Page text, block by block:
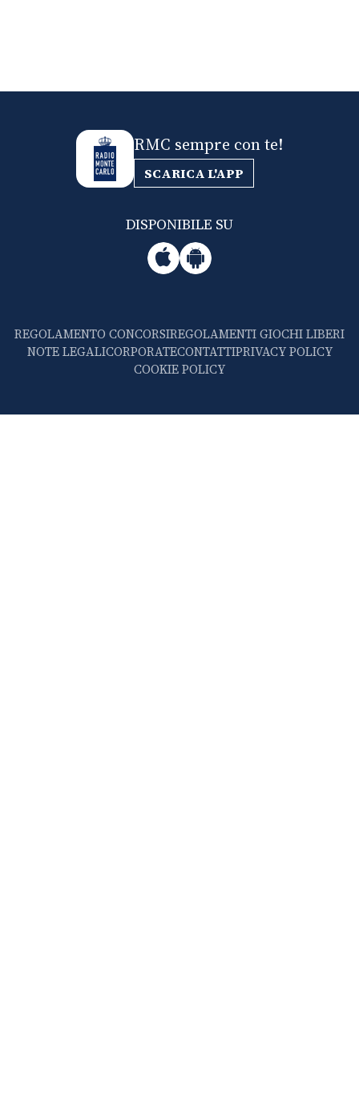
RMC sempre con te!
SCARICA L'APP
DISPONIBILE SU
REGOLAMENTO CONCORSIREGOLAMENTI GIOCHI LIBERI
NOTE LEGALICORPORATECONTATTIPRIVACY POLICY
COOKIE POLICY